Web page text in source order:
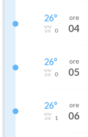
26°
0
ore
04
26°
0
ore
05
26°
1
ore
06